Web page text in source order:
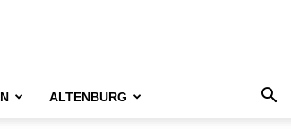
ALTENBURG